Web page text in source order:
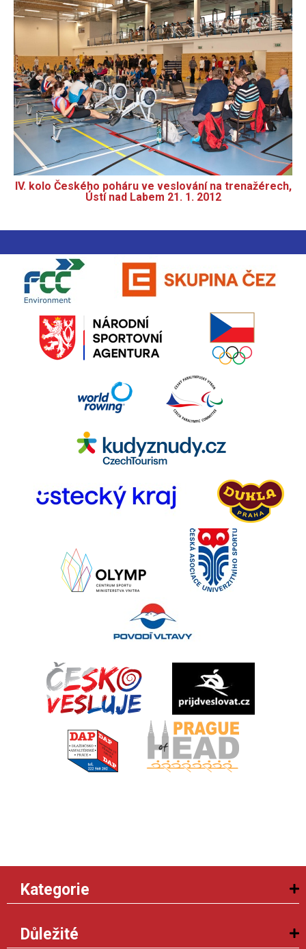
IV. kolo Českého poháru ve veslování na trenažérech,
Ústí nad Labem 21. 1. 2012
Kategorie
Důležité